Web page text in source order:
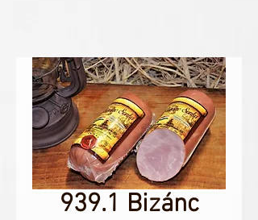
939.1 Bizánc